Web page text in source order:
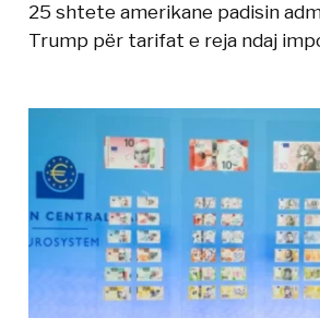
25 shtete amerikane padisin
Trump për tarifat e reja ndaj